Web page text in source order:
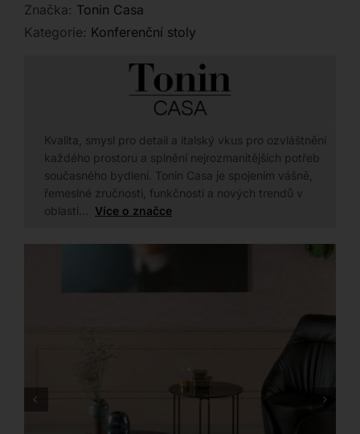
Značka: Tonin Casa
Kategorie: Konferenční stoly
Kvalita, smysl pro detail a italský vkus pro ozvláštnění
každého prostoru a splnění nejrozmanitějších potřeb
současného bydlení. Tonin Casa je spojením vášně,
řemeslné zručnosti, funkčnosti a nových trendů v
oblasti… Více o značce